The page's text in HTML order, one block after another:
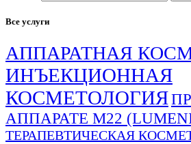
Все услуги
АППАРАТНАЯ
ИНЪЕКЦИОННАЯ
КОСМЕТОЛОГИЯ
АППАРАТЕ М22
ТЕРАПЕВТИЧЕСКАЯ